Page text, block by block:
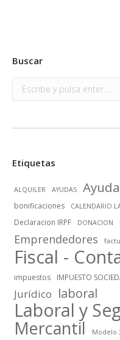
Buscar
Buscar:
Etiquetas
ALQUILER AYUDAS
bonificaciones CALENDARIO
Declaracion IRPF DONACION
Emprendedores
Fiscal -
impuestos
IMPUESTO
Jurídico laboral
Laboral y
Mercantil Modelo